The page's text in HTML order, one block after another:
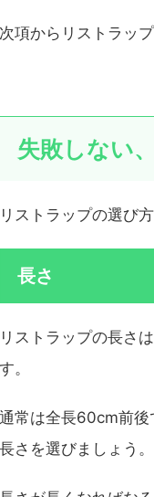
次項からリストラッ
失敗しない
リストラップの選び
長さ
リストラップの長さ
す。
通常は全長60cm前後
長さを選びましょう。